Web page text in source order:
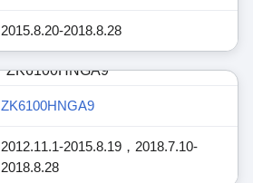
2015.8.20-2018.8.28
ZK6100HNGA9
2012.11.1-2015.8.19，2018.7.10-
2018.8.28